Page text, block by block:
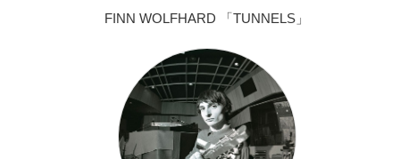
FINN WOLFHARD 「TUNNELS」